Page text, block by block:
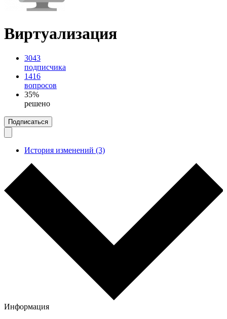
Виртуализация
3043
подписчика
1416
вопросов
35%
решено
Подписаться
История изменений (3)
Информация